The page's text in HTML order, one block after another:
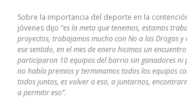
Sobre la importancia del deporte en la
jóvenes dijo “es la meta que tenemos, estamos
proyectos, trabajamos mucho con No a las Drogas y
ese sentido, en el mes de enero hicimos un
participaron 10 equipos del barrio sin ganadores ni
no había premios y terminamos todos los equipos
todos juntos, es volver a eso, a juntarnos,
a permitir eso”.